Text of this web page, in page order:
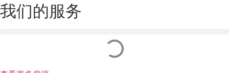
我们的服务